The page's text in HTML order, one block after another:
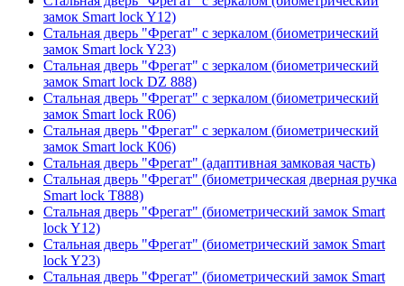
замок Smart lock Y12)
Стальная дверь "Фрегат" с зеркалом (биометрический
замок Smart lock Y23)
Стальная дверь "Фрегат" с зеркалом (биометрический
замок Smart lock DZ 888)
Стальная дверь "Фрегат" с зеркалом (биометрический
замок Smart lock R06)
Стальная дверь "Фрегат" с зеркалом (биометрический
замок Smart lock К06)
Стальная дверь "Фрегат" (адаптивная замковая часть)
Стальная дверь "Фрегат" (биометрическая дверная ручка
Smart lock T888)
Стальная дверь "Фрегат" (биометрический замок Smart
lock Y12)
Стальная дверь "Фрегат" (биометрический замок Smart
lock Y23)
Стальная дверь "Фрегат" (биометрический замок Smart